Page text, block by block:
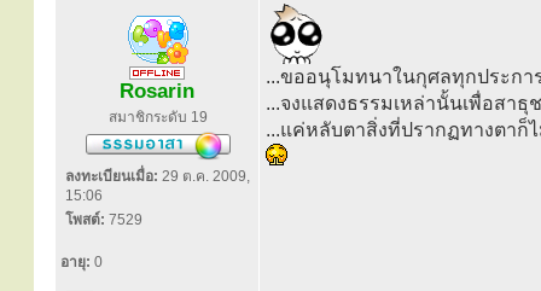
Rosarin
สมาชิกระดับ 19
ลงทะเบียนเมื่อ: 29 ต.ค. 2009,
15:06
โพสต์: 7529
อายุ: 0
...ขออนุโมทนาในกุศลทุกประกา
...จงแสดงธรรมเหล่านั้นเพื่อสา
...แค่หลับตาสิ่งที่ปรากฏทางตาก็